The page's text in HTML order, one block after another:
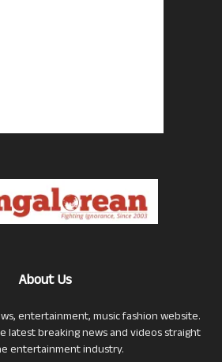
About Us
entertainment, music fashion website.
latest breaking news and videos straight
entertainment industry.